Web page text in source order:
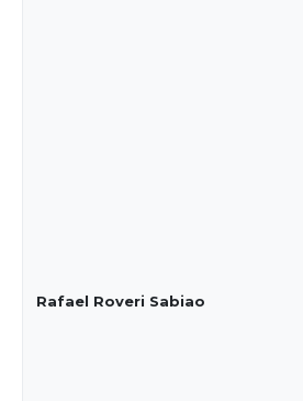
Rafael Roveri Sabiao